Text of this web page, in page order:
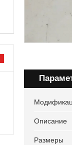
Описание
Размеры